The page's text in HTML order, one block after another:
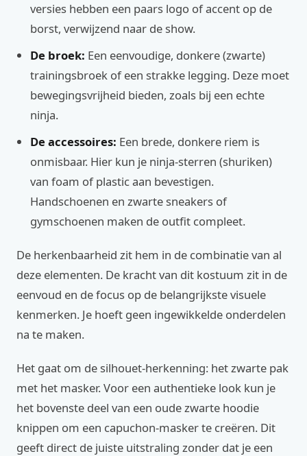
versies hebben een paars logo of accent op de
borst, verwijzend naar de show.
De broek: Een eenvoudige, donkere (zwarte)
trainingsbroek of een strakke legging. Deze moet
bewegingsvrijheid bieden, zoals bij een echte
ninja.
De accessoires: Een brede, donkere riem is
onmisbaar. Hier kun je ninja-sterren (shuriken)
van foam of plastic aan bevestigen.
Handschoenen en zwarte sneakers of
gymschoenen maken de outfit compleet.
De herkenbaarheid zit hem in de combinatie van al
deze elementen. De kracht van dit kostuum zit in de
eenvoud en de focus op de belangrijkste visuele
kenmerken. Je hoeft geen ingewikkelde onderdelen
na te maken.
Het gaat om de silhouet-herkenning: het zwarte pak
met het masker. Voor een authentieke look kun je
het bovenste deel van een oude zwarte hoodie
knippen om een capuchon-masker te creëren. Dit
geeft direct de juiste uitstraling zonder dat je een